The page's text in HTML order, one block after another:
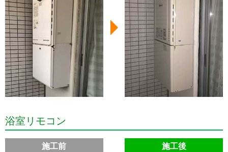
浴室リモコン
施工前 施工後